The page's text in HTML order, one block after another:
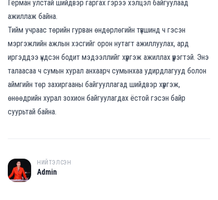
Герман улстай шийдвэр гаргах гэрээ хэлцэл байгуулаад
ажиллаж байна.
Тийм учраас төрийн гурван өндөрлөгийн түвшинд ч гэсэн
мэргэжлийн ажлын хэсгийг орон нутагт ажиллуулах, ард
иргэддээ үндсэн бодит мэдээллийг хүргэж ажиллах үүрэгтэй. Энэ
талаасаа ч сумын хурал анхаарч сумынхаа удирдлагууд болон
аймгийн төр захиргааны байгууллагад шийдвэр хүргэж,
өнөөдрийн хурал зохион байгуулагдах ёстой гэсэн байр
суурьтай байна.
A
НИЙТЭЛСЭН
Admin